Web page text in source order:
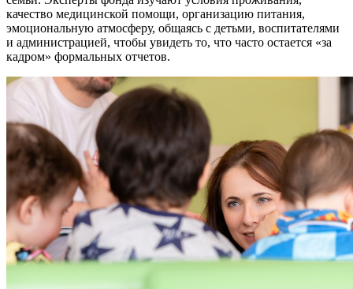
качество медицинской помощи, организацию питания,
эмоциональную атмосферу, общаясь с детьми, воспитателями
и администрацией, чтобы увидеть то, что часто остается «за
кадром» формальных отчетов.